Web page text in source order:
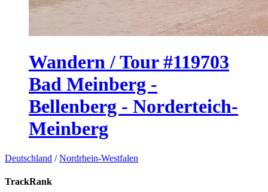
Wandern / Tour #119703
Bad Meinberg -
Bellenberg - Norderteich-
Meinberg
Deutschland /Nordrhein-Westfalen
TrackRank